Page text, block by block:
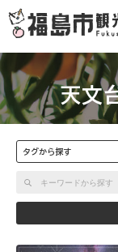
天文
タグから探す